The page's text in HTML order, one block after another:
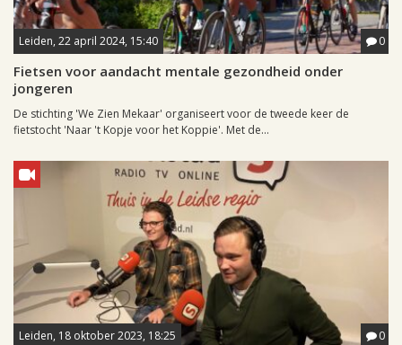
Leiden, 22 april 2024, 15:40 0
Fietsen voor aandacht mentale gezondheid onder
jongeren
De stichting 'We Zien Mekaar' organiseert voor de tweede keer de
fietstocht 'Naar 't Kopje voor het Koppie'. Met de...
Leiden, 18 oktober 2023, 18:25 0